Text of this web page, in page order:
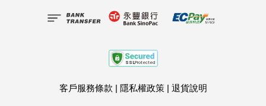
客戶服務條款 | 隱私權政策| 退貨說明